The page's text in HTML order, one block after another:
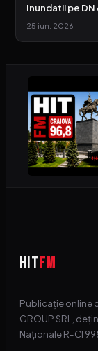
Inundatii pe
25 iun. 2026
HIT FM
Publicație online
GROUP SRL,
Naționale R-CI